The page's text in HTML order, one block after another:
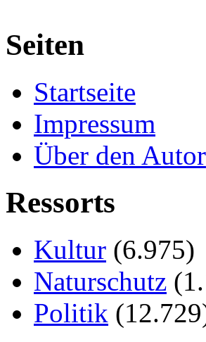
Seiten
Startseite
Impressum
Über den Autor
Ressorts
Kultur (6.975)
Naturschutz
Politik